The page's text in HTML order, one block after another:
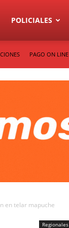
POLICIALES
PAGO ON LINE
en telar mapuche
Regionales